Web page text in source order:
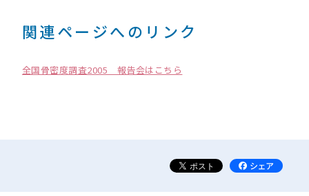
関連ページへのリンク
全国骨密度調査2005 報告会はこちら